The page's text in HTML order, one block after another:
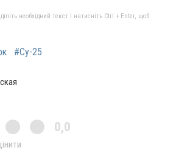
необхідний текст і натисніть Ctrl + Enter, щоб
#Су-25
0,0